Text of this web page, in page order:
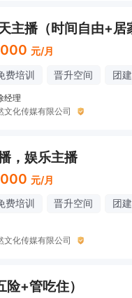
元/月
费培训 晋升空间 团建
经理
文化传媒有限公司
，娱乐主播
元/月
费培训 晋升空间 团建
文化传媒有限公司
+管吃住）